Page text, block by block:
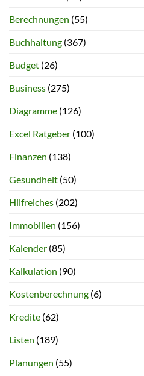
Berechnungen (55)
Buchhaltung (367)
Budget (26)
Business (275)
Diagramme (126)
Excel Ratgeber (100)
Finanzen (138)
Gesundheit (50)
Hilfreiches (202)
Immobilien (156)
Kalender (85)
Kalkulation (90)
Kostenberechnung (6)
Kredite (62)
Listen (189)
Planungen (55)